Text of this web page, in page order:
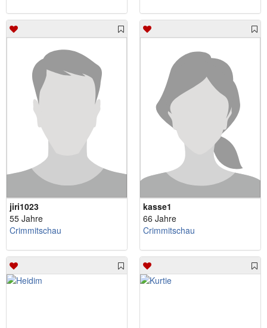
jiri1023
55 Jahre
Crimmitschau
kasse1
66 Jahre
Crimmitschau